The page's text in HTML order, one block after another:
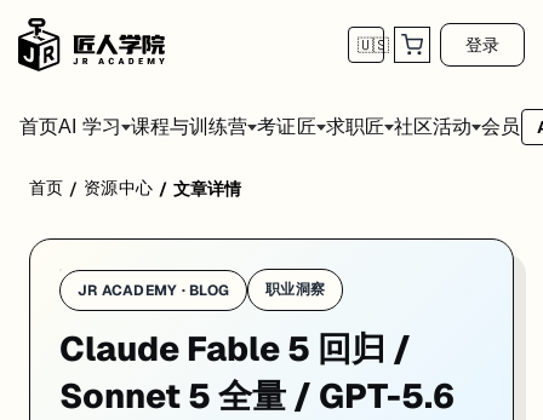
🇺🇸 登录
首页AI 学习 课程与训练营 考证匠 求职匠 社区活动 会员
1. Claude Fable 5 带新护栏重新向全球开放
首页 / 资源中心 / 文章详情
JR ACADEMY · BLOG 职业洞察
Claude Fable 5 回归 /
Sonnet 5 全量 / GPT-5.6